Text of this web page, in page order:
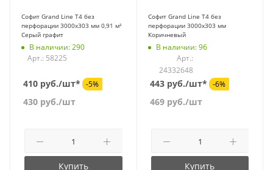
Софит Grand Line Т4 без
перфорации 3000х303 мм 0,91 м²
Серый графит
В наличии: 290
Арт.: 58225
410 руб./шт* -5%
430 руб./шт
Купить
Софит Grand Line T4 без
перфорации 3000х303 мм
Коричневый
В наличии: 96
Арт.:
24332648
443 руб./шт* -6%
469руб./шт
Купить